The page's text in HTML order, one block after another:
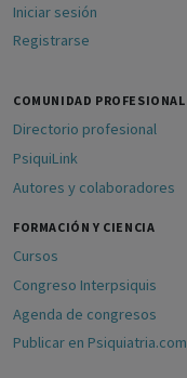
Iniciar sesión
Registrarse
COMUNIDAD PROFESIONAL
Directorio profesional
PsiquiLink
Autores y colaboradores
FORMACIÓN Y CIENCIA
Cursos
Congreso Interpsiquis
Agenda de congresos
Publicar en Psiquiatria.com